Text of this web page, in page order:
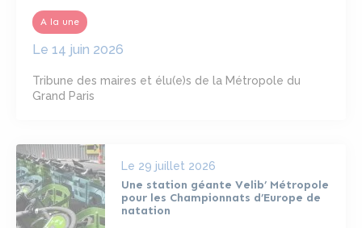
A la une
Le 14 juin 2026
Tribune des maires et élu(e)s de la Métropole du
Grand Paris
Une station géante Velib’ Métropole
pour les Championnats d’Europe de
natation
Le 29 juillet 2026